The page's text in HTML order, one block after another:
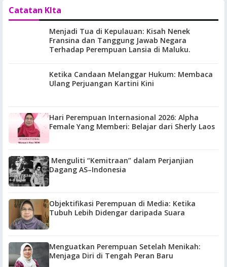
Catatan KIta
Menjadi Tua di Kepulauan: Kisah Nenek
Fransina dan Tanggung Jawab Negara
Terhadap Perempuan Lansia di Maluku.
Ketika Candaan Melanggar Hukum: Membaca
Ulang Perjuangan Kartini Kini
Hari Perempuan Internasional 2026: Alpha
Female Yang Memberi: Belajar dari Sherly Laos
Menguliti “Kemitraan” dalam Perjanjian
Dagang AS–Indonesia
Objektifikasi Perempuan di Media: Ketika
Tubuh Lebih Didengar daripada Suara
Menguatkan Perempuan Setelah Menikah:
Menjaga Diri di Tengah Peran Baru